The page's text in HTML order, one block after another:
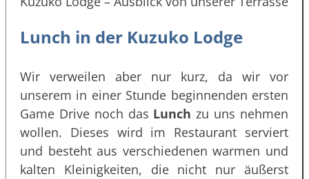
Lunch in der Kuzuko Lodge
Wir verweilen aber nur kurz, da wir vor
unserem in einer Stunde beginnenden ersten
Game Drive noch das Lunch zu uns nehmen
wollen. Dieses wird im Restaurant serviert
und besteht aus verschiedenen warmen und
kalten Kleinigkeiten, die nicht nur äußerst